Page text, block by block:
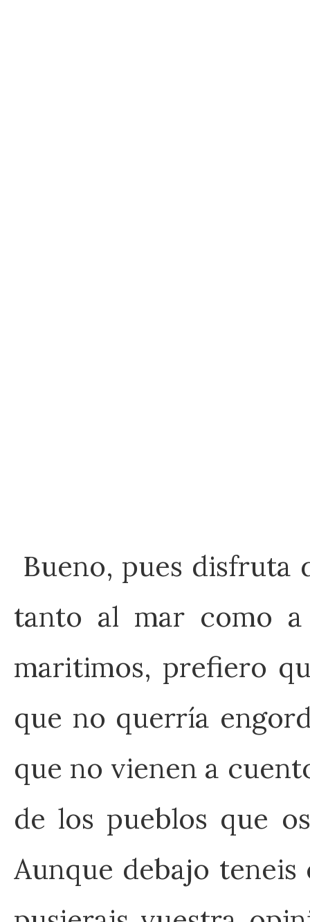
Bueno, pues disfruta
tanto al mar como a
maritimos, prefiero
que no querría
que no vienen a
de los pueblos que
Aunque debajo